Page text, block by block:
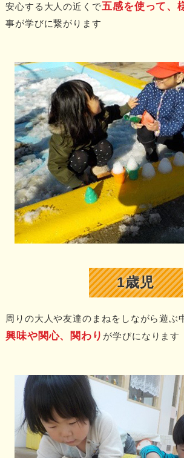
安心する大人の近くで五感を使って、
事が学びに繋がります
1歳児
周りの大人や友達のまねをしながら遊ぶ
興味や関心、関わり が学びになります